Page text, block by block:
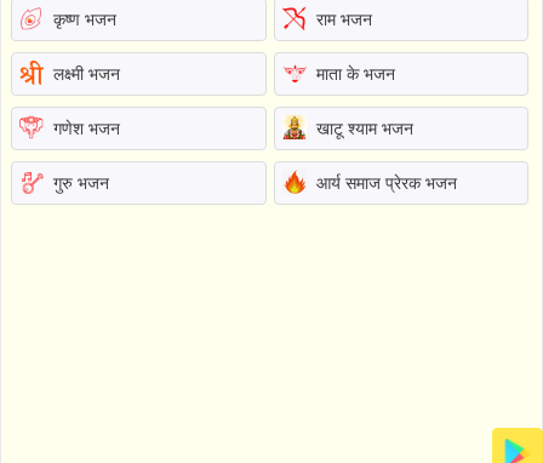
कृष्ण भजन राम भजन
लक्ष्मी भजन माता के भजन
गणेश भजन खाटू श्याम भजन
गुरु भजन आर्य समाज प्रेरक भजन